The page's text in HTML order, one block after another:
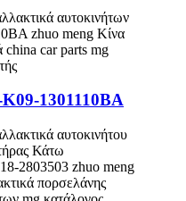
K09-1301110BA